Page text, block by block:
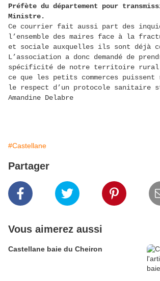
Préfète du département pour
Ministre.
Ce courrier fait aussi part des
l’ensemble des maires face à la
et sociale auxquelles ils sont déjà
L’association a donc demandé de
spécificité de notre territoire rural
ce que les petits commerces puissent
le respect d’un protocole sanitaire
Amandine Delabre
#Castellane
Partager
Vous aimerez aussi
Castellane baie du Cheiron